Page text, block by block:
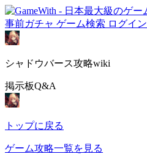
事前ガチャ ゲーム検索 ログイン
シャドウバース攻略wiki
掲示板Q&A
トップに戻る
ゲーム攻略一覧を見る